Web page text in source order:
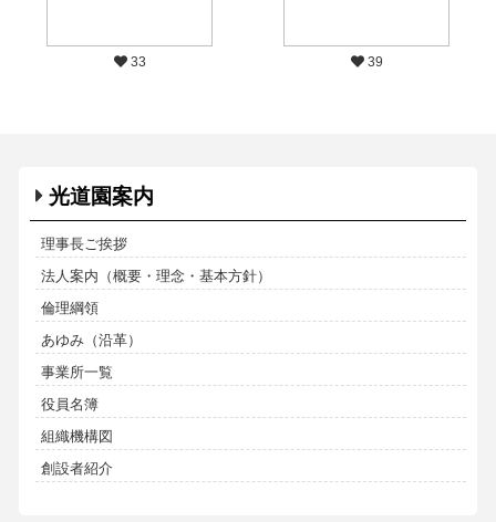
33 39
光道園案内
理事長ご挨拶
法人案内（概要・理念・基本方針）
倫理綱領
あゆみ（沿革）
事業所一覧
役員名簿
組織機構図
創設者紹介